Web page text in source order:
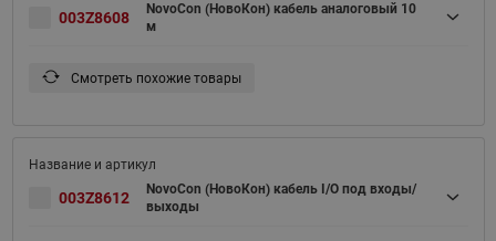
003Z8608
NovoCon (НовоКон) кабель аналоговый 10
м
Смотреть похожие товары
003Z8612
NovoCon (НовоКон) кабель I/O под входы/
выходы